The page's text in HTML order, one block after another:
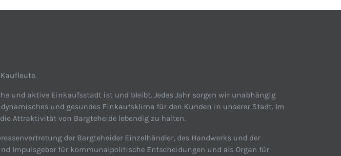
und aktive Einkaufsstadt ist und bleibt. Jedes Jahr sorgen wir unabhängig
und gesundes Einkaufsklima für den Kunden in unserer Stadt. Im
Attraktivität von Bargteheide lebendig zu halten.
der Bargteheider Einzelhändler, des Handwerks und der
Impulsgeber für kommunalpolitische Entscheidungen und als Organ für